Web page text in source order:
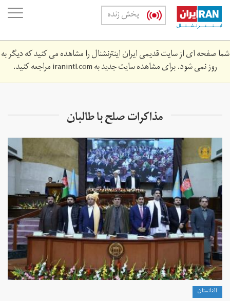
Skip
main
content
پخش زنده
شما صفحه ای از سایت قدیمی ایران اینترنشنال را مشاهده می کنید که دیگر به
روز نمی شود. برای مشاهده سایت جدید بهiranintl.comمراجعه کنید.
مذاکرات صلح با طالبان
افغانستان